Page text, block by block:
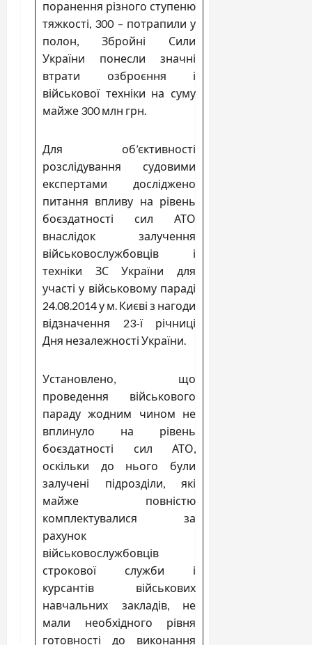
поранення різного ступеню
тяжкості, 300 – потрапили у
полон, Збройні Сили
України понесли значні
втрати озброєння і
військової техніки на суму
майже 300 млн грн.
Для об’єктивності
розслідування судовими
експертами досліджено
питання впливу на рівень
боєздатності сил АТО
внаслідок залучення
військовослужбовців і
техніки ЗС України для
участі у військовому параді
24.08.2014 у м. Києві з нагоди
відзначення 23-ї річниці
Дня незалежності України.
Установлено, що
проведення військового
параду жодним чином не
вплинуло на рівень
боєздатності сил АТО,
оскільки до нього були
залучені підрозділи, які
майже повністю
комплектувалися за
рахунок
військовослужбовців
строкової служби і
курсантів військових
навчальних закладів, не
мали необхідного рівня
готовності до виконання